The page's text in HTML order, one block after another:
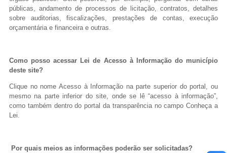
públicas, andamento de processos de licitação, contratos, detalhes
sobre auditorias, fiscalizações, prestações de contas, execução
orçamentária e financeira e outras.
Como posso acessar Lei de Acesso à Informação do município
deste site?
Clique no nome Acesso à Informação na parte superior do portal, ou
mesmo na parte inferior do site, onde se lê “acesso à informação”,
como também dentro do portal da transparência no campo Conheça a
Lei.
Por quais meios as informações poderão ser solicitadas?